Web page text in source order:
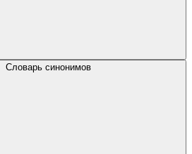
Словарь синонимов